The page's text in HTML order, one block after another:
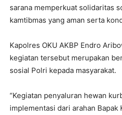
sarana memperkuat solidaritas
kamtibmas yang aman serta
Kapolres OKU AKBP Endro
kegiatan tersebut merupakan
sosial Polri kepada masyarakat.
“Kegiatan penyaluran hewan
implementasi dari arahan Bapak